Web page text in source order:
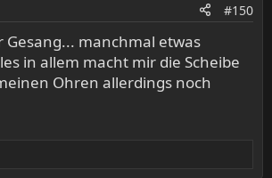
#150
manchmal etwas
in allem macht mir die Scheibe
Ohren allerdings noch